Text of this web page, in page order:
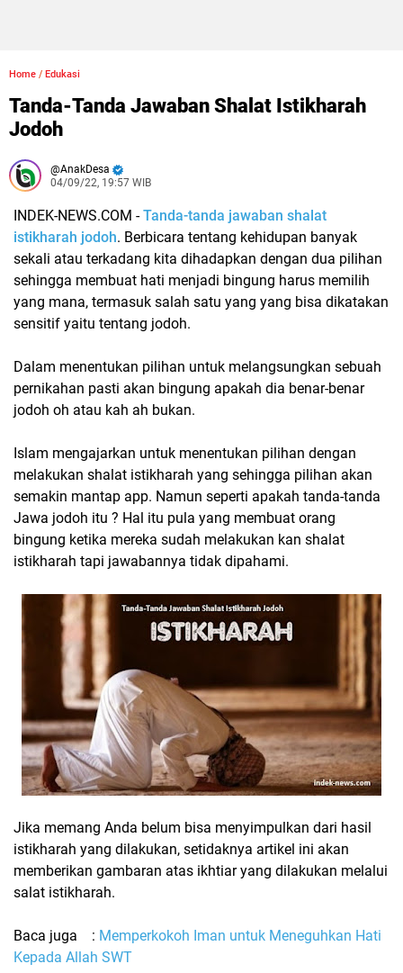
Home / Edukasi
Tanda-Tanda Jawaban Shalat Istikharah
Jodoh
AnakDesa
04/09/22, 19:57 WIB
INDEK-NEWS.COM -Tanda-tanda jawaban shalat
istikharah jodoh. Berbicara tentang kehidupan banyak
sekali atau terkadang kita dihadapkan dengan dua pilihan
sehingga membuat hati menjadi bingung harus memilih
yang mana, termasuk salah satu yang yang bisa dikatakan
sensitif yaitu tentang jodoh.
Dalam menentukan pilihan untuk melangsungkan sebuah
pernikahan pasti akan bingung apakah dia benar-benar
jodoh oh atau kah ah bukan.
Islam mengajarkan untuk menentukan pilihan dengan
melakukan shalat istikharah yang sehingga pilihan akan
semakin mantap app. Namun seperti apakah tanda-tanda
Jawa jodoh itu ? Hal itu pula yang membuat orang
bingung ketika mereka sudah melakukan kan shalat
istikharah tapi jawabannya tidak dipahami.
Jika memang Anda belum bisa menyimpulkan dari hasil
istikharah yang dilakukan, setidaknya artikel ini akan
memberikan gambaran atas ikhtiar yang dilakukan melalui
salat istikharah.
Baca juga : Memperkokoh Iman untuk Meneguhkan Hati
Kepada Allah SWT